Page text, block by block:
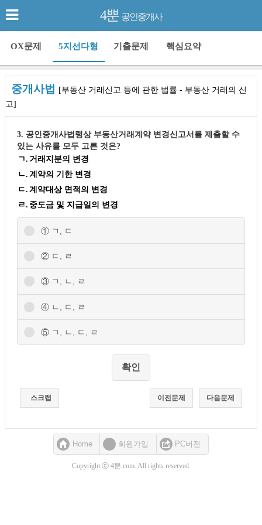
4뿐 공인중개사
OX문제 5지선다형 기출문제 핵심요약
중개사법
[부동산 거래신고 등에 관한 법률 - 부동산 거래의 신
고]
3. 공인중개사법령상 부동산거래계약 변경신고서를 제출할 수
있는 사유를 모두 고른 것은?
ㄱ. 거래지분의 변경
ㄴ. 계약의 기한 변경
ㄷ. 계약대상 면적의 변경
ㄹ. 중도금 및 지급일의 변경
① ㄱ, ㄷ
② ㄷ, ㄹ
③ ㄱ, ㄴ, ㄹ
④ ㄴ, ㄷ, ㄹ
⑤ ㄱ, ㄴ, ㄷ, ㄹ
스크랩 다음문제
이전문제
Home 회원가입 PC버전
Copyright ⓒ 4뿐.com. All rights reserved.